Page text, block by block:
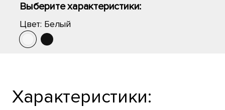
Выберите характеристики:
Цвет: Белый
Характеристики: